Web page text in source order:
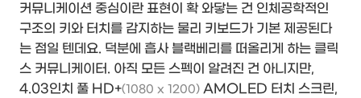
커뮤니케이션 중심이란 표현이 확 와닿는 건 인체공학적인
구조의 키와 터치를 감지하는 물리 키보드가 기본 제공된다
는 점일 텐데요. 덕분에 흡사 블랙베리를 떠올리게 하는 클릭
스 커뮤니케이터. 아직 모든 스펙이 알려진 건 아니지만,
4.03인치 풀 HD+(1080 x 1200) AMOLED 터치 스크린,